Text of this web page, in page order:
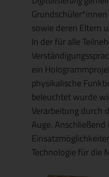
sowie deren Eltern
In der für alle
ein
physikalische
beleuchtet wurde
Verarbeitung durch
Auge.
Technologie für die